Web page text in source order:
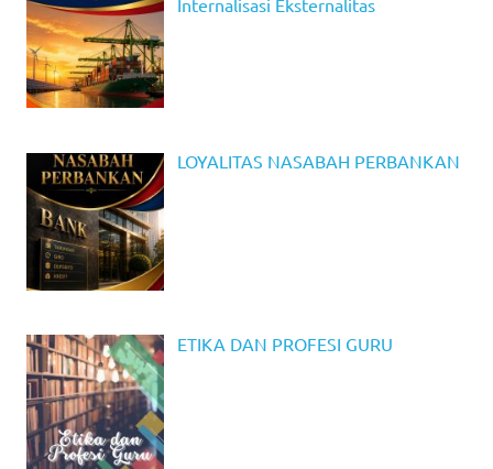
LOYALITAS NASABAH PERBANKAN
ETIKA DAN PROFESI GURU